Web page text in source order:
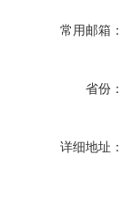
常用邮箱：
省份：
详细地址：